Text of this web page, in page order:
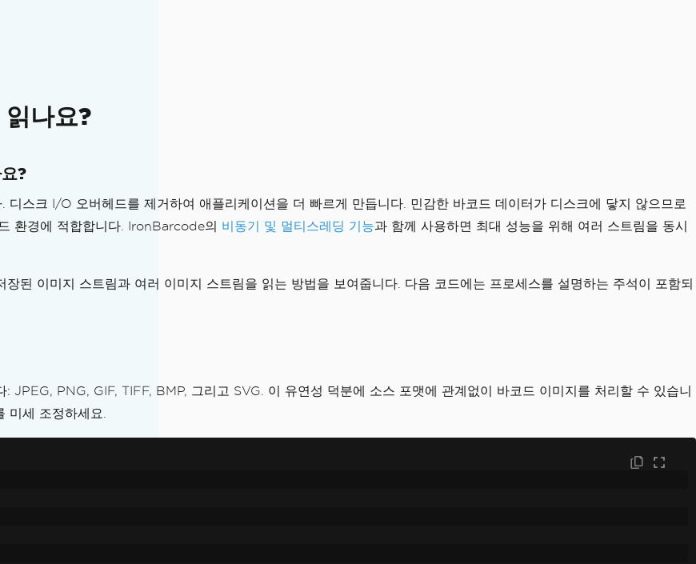
나요?
?
스크 I/O 오버헤드를 제거하여 애플리케이션을 더 빠르게 만듭니다. 민감한 바코드 데이터가 디스크에 닿지 않으므로
환경에 적합합니다. IronBarcode의 비동기 및 멀티스레딩 기능과 함께 사용하면 최대 성능을 위해 여러 스트림을 동시
장된 이미지 스트림과 여러 이미지 스트림을 읽는 방법을 보여줍니다. 다음 코드에는 프로세스를 설명하는 주석이 포함되
PNG, GIF, TIFF, BMP, 그리고 SVG. 이 유연성 덕분에 소스 포맷에 관계없이 바코드 이미지를 처리할 수 있습니
미세 조정하세요.